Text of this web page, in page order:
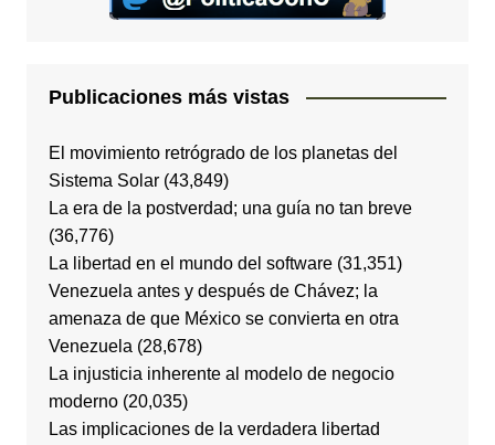
Publicaciones más vistas
El movimiento retrógrado de los planetas del
Sistema Solar (43,849)
La era de la postverdad; una guía no tan breve
(36,776)
La libertad en el mundo del software (31,351)
Venezuela antes y después de Chávez; la
amenaza de que México se convierta en otra
Venezuela (28,678)
La injusticia inherente al modelo de negocio
moderno (20,035)
Las implicaciones de la verdadera libertad